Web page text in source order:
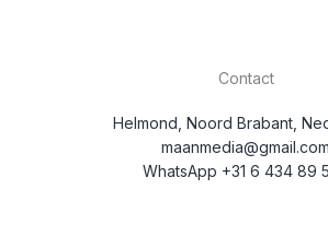
Contact
Helmond, Noord Brabant,
maanmedia@gmail.com
WhatsApp +31 6 434 89